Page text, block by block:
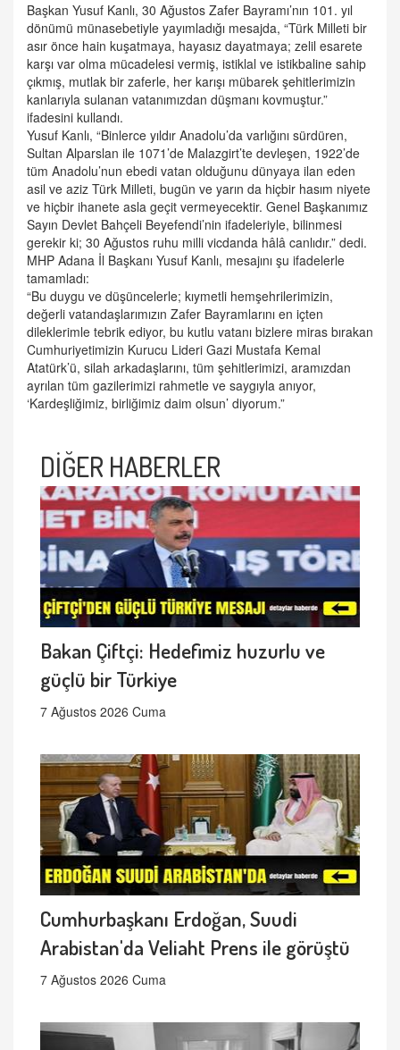
Başkan Yusuf Kanlı, 30 Ağustos Zafer Bayramı’nın 101. yıl
dönümü münasebetiyle yayımladığı mesajda, “Türk Milleti bir
asır önce hain kuşatmaya, hayasız dayatmaya; zelil esarete
karşı var olma mücadelesi vermiş, istiklal ve istikbaline sahip
çıkmış, mutlak bir zaferle, her karışı mübarek şehitlerimizin
kanlarıyla sulanan vatanımızdan düşmanı kovmuştur.”
ifadesini kullandı.
Yusuf Kanlı, “Binlerce yıldır Anadolu’da varlığını sürdüren,
Sultan Alparslan ile 1071’de Malazgirt’te devleşen, 1922’de
tüm Anadolu’nun ebedi vatan olduğunu dünyaya ilan eden
asil ve aziz Türk Milleti, bugün ve yarın da hiçbir hasım niyete
ve hiçbir ihanete asla geçit vermeyecektir. Genel Başkanımız
Sayın Devlet Bahçeli Beyefendi’nin ifadeleriyle, bilinmesi
gerekir ki; 30 Ağustos ruhu milli vicdanda hâlâ canlıdır.” dedi.
MHP Adana İl Başkanı Yusuf Kanlı, mesajını şu ifadelerle
tamamladı:
“Bu duygu ve düşüncelerle; kıymetli hemşehrilerimizin,
değerli vatandaşlarımızın Zafer Bayramlarını en içten
dileklerimle tebrik ediyor, bu kutlu vatanı bizlere miras bırakan
Cumhuriyetimizin Kurucu Lideri Gazi Mustafa Kemal
Atatürk’ü, silah arkadaşlarını, tüm şehitlerimizi, aramızdan
ayrılan tüm gazilerimizi rahmetle ve saygıyla anıyor,
‘Kardeşliğimiz, birliğimiz daim olsun’ diyorum.”
DİĞER HABERLER
Bakan Çiftçi: Hedefimiz huzurlu ve
güçlü bir Türkiye
7 Ağustos 2026 Cuma
Cumhurbaşkanı Erdoğan, Suudi
Arabistan'da Veliaht Prens ile görüştü
7 Ağustos 2026 Cuma